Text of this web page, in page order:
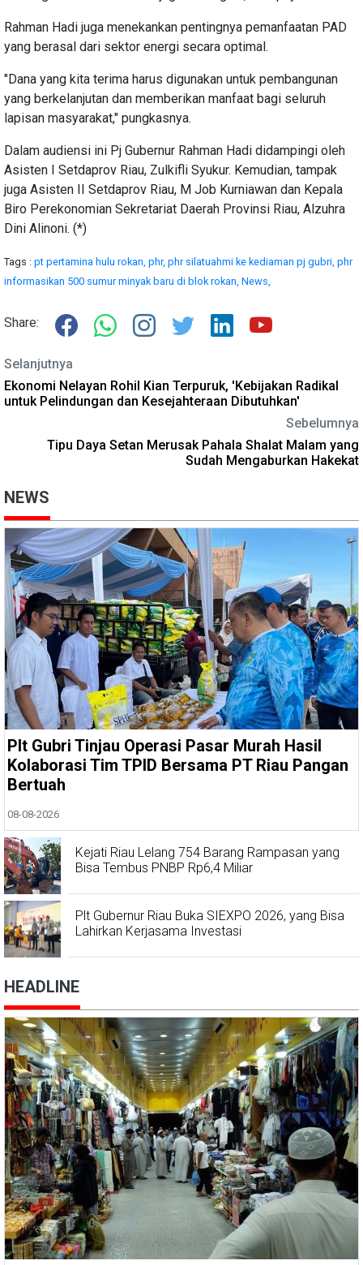
Rahman Hadi juga menekankan pentingnya pemanfaatan PAD
yang berasal dari sektor energi secara optimal.
"Dana yang kita terima harus digunakan untuk pembangunan
yang berkelanjutan dan memberikan manfaat bagi seluruh
lapisan masyarakat," pungkasnya.
Dalam audiensi ini Pj Gubernur Rahman Hadi didampingi oleh
Asisten I Setdaprov Riau, Zulkifli Syukur. Kemudian, tampak
juga Asisten II Setdaprov Riau, M Job Kurniawan dan Kepala
Biro Perekonomian Sekretariat Daerah Provinsi Riau, Alzuhra
Dini Alinoni. (*)
Tags : pt pertamina hulu rokan, phr, phr silatuahmi ke kediaman pj gubri, phr
informasikan 500 sumur minyak baru di blok rokan, News,
Share:
Selanjutnya
Ekonomi Nelayan Rohil Kian Terpuruk, 'Kebijakan Radikal
untuk Pelindungan dan Kesejahteraan Dibutuhkan'
Sebelumnya
Tipu Daya Setan Merusak Pahala Shalat Malam yang
Sudah Mengaburkan Hakekat
NEWS
Plt Gubri Tinjau Operasi Pasar Murah Hasil
Kolaborasi Tim TPID Bersama PT Riau Pangan
Bertuah
08-08-2026
Kejati Riau Lelang 754 Barang Rampasan yang
Bisa Tembus PNBP Rp6,4 Miliar
Plt Gubernur Riau Buka SIEXPO 2026, yang Bisa
Lahirkan Kerjasama Investasi
HEADLINE